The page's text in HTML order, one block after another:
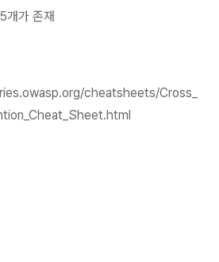
개가 존재
cheatsheets/Cross_